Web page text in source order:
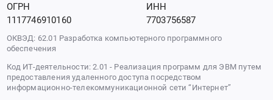
ОГРН
1117746910160
ИНН
7703756587
ОКВЭД: 62.01 Разработка компьютерного программного
обеспечения
Код ИТ-деятельности: 2.01 - Реализация программ для ЭВМ путем
предоставления удаленного доступа посредством
информационно-телекоммуникационной сети “Интернет”